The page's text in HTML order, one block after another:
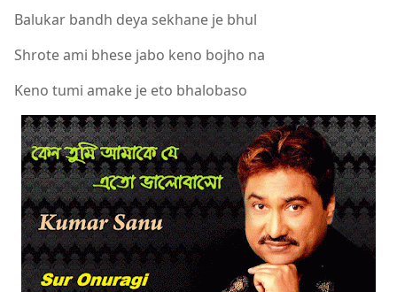
Balukar bandh deya sekhane je bhul
Shrote ami bhese jabo keno bojho na
Keno tumi amake je eto bhalobaso